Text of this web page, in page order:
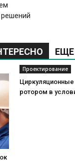
ЕЩЕ
Проектирование
ротором в